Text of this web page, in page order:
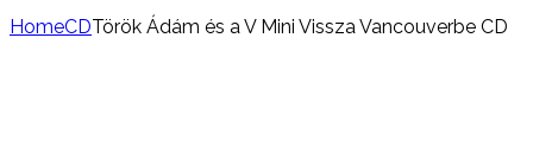
HomeCDTörök Ádám és a V Mini Vissza Vancouverbe CD